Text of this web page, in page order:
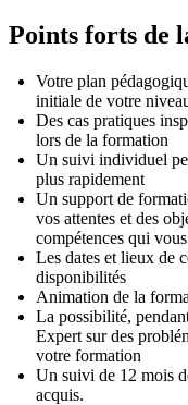
Points forts de
Votre plan
initiale de votre
Des cas pratiques
lors de la formation
Un suivi individuel
plus rapidement
Un support de
vos attentes et des
compétences qui
Les dates et lieux de
disponibilités
Animation de la
La possibilité,
Expert sur des
votre formation
Un suivi de 12 mois
acquis.